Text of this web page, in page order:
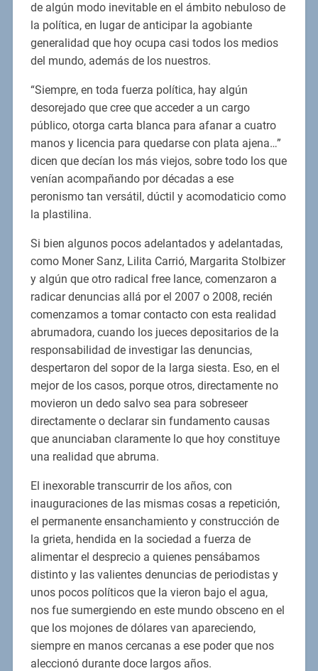
de algún modo inevitable en el ámbito nebuloso de
la política, en lugar de anticipar la agobiante
generalidad que hoy ocupa casi todos los medios
del mundo, además de los nuestros.
“Siempre, en toda fuerza política, hay algún
desorejado que cree que acceder a un cargo
público, otorga carta blanca para afanar a cuatro
manos y licencia para quedarse con plata ajena…”
dicen que decían los más viejos, sobre todo los que
venían acompañando por décadas a ese
peronismo tan versátil, dúctil y acomodaticio como
la plastilina.
Si bien algunos pocos adelantados y adelantadas,
como Moner Sanz, Lilita Carrió, Margarita Stolbizer
y algún que otro radical free lance, comenzaron a
radicar denuncias allá por el 2007 o 2008, recién
comenzamos a tomar contacto con esta realidad
abrumadora, cuando los jueces depositarios de la
responsabilidad de investigar las denuncias,
despertaron del sopor de la larga siesta. Eso, en el
mejor de los casos, porque otros, directamente no
movieron un dedo salvo sea para sobreseer
directamente o declarar sin fundamento causas
que anunciaban claramente lo que hoy constituye
una realidad que abruma.
El inexorable transcurrir de los años, con
inauguraciones de las mismas cosas a repetición,
el permanente ensanchamiento y construcción de
la grieta, hendida en la sociedad a fuerza de
alimentar el desprecio a quienes pensábamos
distinto y las valientes denuncias de periodistas y
unos pocos políticos que la vieron bajo el agua,
nos fue sumergiendo en este mundo obsceno en el
que los mojones de dólares van apareciendo,
siempre en manos cercanas a ese poder que nos
aleccionó durante doce largos años.